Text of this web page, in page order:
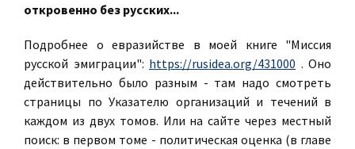
откровенно без русских...
Подробнее о евразийстве в моей книге "Миссия
русской эмиграции": https://rusidea.org/431000 . Оно
действительно было разным - там надо смотреть
страницы по Указателю организаций и течений в
каждом из двух томов. Или на сайте через местный
поиск: в первом томе - политическая оценка (в главе